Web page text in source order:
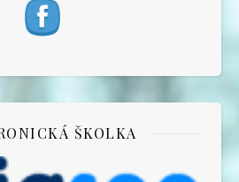
ŠKOLKA